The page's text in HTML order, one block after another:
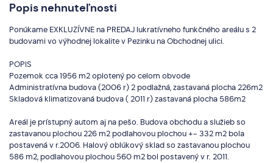
Popis nehnuteľnosti
Ponúkame EXKLUZÍVNE na PREDAJ lukratívneho funkčného areálu s 2
budovami vo výhodnej lokalite v Pezinku na Obchodnej ulici.
POPIS
Pozemok cca 1956 m2 oplotený po celom obvode
Administratívna budova (2006 r) 2 podlažná, zastavaná plocha 226m2
Skladová klimatizovaná budova ( 2011 r) zastavaná plocha 586m2
Areál je prístupný autom aj na pešo. Budova obchodu a služieb so
zastavanou plochou 226 m2 podlahovou plochou +- 332 m2 bola
postavená v r.2006. Halový oblúkový sklad so zastavanou plochou
586 m2, podlahovou plochou 560 m2 bol postavený v r. 2011.